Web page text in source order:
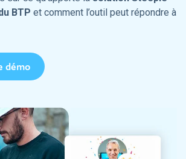
BTP et comment l’outil peut répondre à
démo